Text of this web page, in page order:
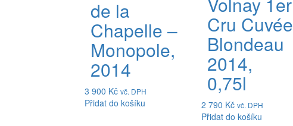
de la
Chapelle –
Monopole,
2014
3 900 Kč vč. DPH
Přidat do košíku
Cru Cuvée
Blondeau
2014,
0,75l
2 790 Kč vč. DPH
Přidat do košíku